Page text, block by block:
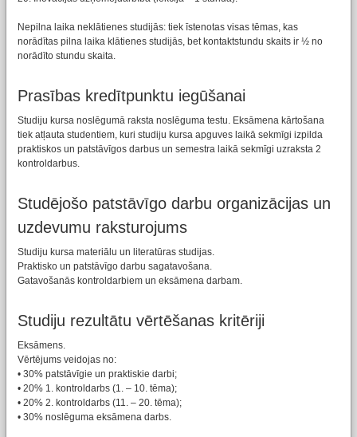
Nepilna laika neklātienes studijās: tiek īstenotas visas tēmas, kas
norādītas pilna laika klātienes studijās, bet kontaktstundu skaits ir ½ no
norādīto stundu skaita.
Prasības kredītpunktu iegūšanai
Studiju kursa noslēgumā raksta noslēguma testu. Eksāmena kārtošana
tiek atļauta studentiem, kuri studiju kursa apguves laikā sekmīgi izpilda
praktiskos un patstāvīgos darbus un semestra laikā sekmīgi uzraksta 2
kontroldarbus.
Studējošo patstāvīgo darbu organizācijas un
uzdevumu raksturojums
Studiju kursa materiālu un literatūras studijas.
Praktisko un patstāvīgo darbu sagatavošana.
Gatavošanās kontroldarbiem un eksāmena darbam.
Studiju rezultātu vērtēšanas kritēriji
Eksāmens.
Vērtējums veidojas no:
• 30% patstāvīgie un praktiskie darbi;
• 20% 1. kontroldarbs (1. – 10. tēma);
• 20% 2. kontroldarbs (11. – 20. tēma);
• 30% noslēguma eksāmena darbs.